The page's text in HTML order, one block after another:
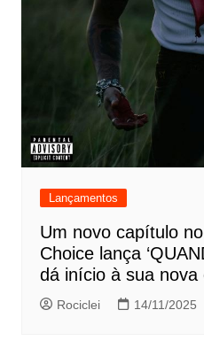
Lançamentos
Um novo capítulo
Choice lança
dá início à sua nova
Rociclei 14/11/2025